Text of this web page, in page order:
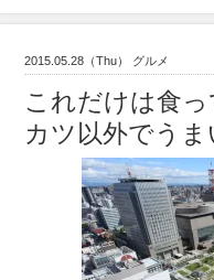
2015.05.28（Thu） グルメ
これだけは食
カツ以外でう